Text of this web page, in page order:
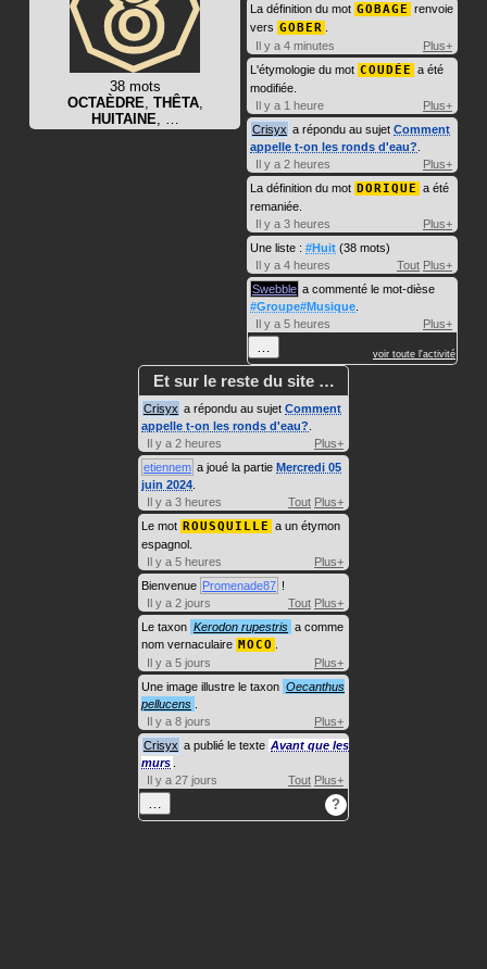
38 mots
OCTAÈDRE THÊTA,
HUITAINE
La définition du mot GOBAGE renvoie
vers GOBER
Il y a 4 minutes
Plus+
L'étymologie du mot COUDÉE a été
modifiée.
Il y a 1 heure
Plus+
Crisyx a répondu au sujet Comment
appelle t-on les ronds d'eau?
Il y a 2 heures
Plus+
La définition du mot DORIQUE a été
remaniée.
Il y a 3 heures
Plus+
Une liste : #Huit (38 mots)
Il y a 4 heures
Tout Plus+
Swebble a commenté le mot-dièse
#Groupe#Musique
Il y a 5 heures
Plus+
voir toute l'activité
Et sur le reste du site …
Crisyx a répondu au sujet Comment
appelle t-on les ronds d'eau?
Il y a 2 heures
Plus+
etiennem a joué la partie Mercredi 05
juin 2024
Il y a 3 heures
Tout Plus+
Le mot ROUSQUILLE a un étymon
espagnol.
Il y a 5 heures
Plus+
Bienvenue Promenade87 !
Il y a 2 jours
Tout Plus+
Le taxon Kerodon rupestris a comme
nom vernaculaire MOCO
Il y a 5 jours
Plus+
Une image illustre le taxon Oecanthus
pellucens
Il y a 8 jours
Plus+
Crisyx a publié le texte Avant que les
murs
Il y a 27 jours
Tout Plus+
?